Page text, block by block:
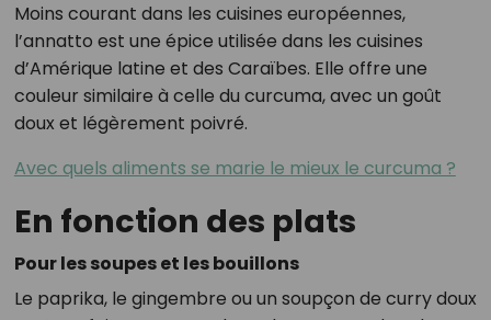
Moins courant dans les cuisines européennes,
l’annatto est une épice utilisée dans les cuisines
d’Amérique latine et des Caraïbes. Elle offre une
couleur similaire à celle du curcuma, avec un goût
doux et légèrement poivré.
Avec quels aliments se marie le mieux le curcuma ?
En fonction des plats
Pour les soupes et les bouillons
Le paprika, le gingembre ou un soupçon de curry doux